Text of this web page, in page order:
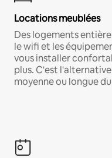
Locations meublées
Des logements
le wifi et les
vous installer
plus. C'est
moyenne ou longue